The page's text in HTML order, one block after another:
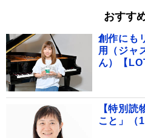
おすす
創作にも
用（ジャ
ん）【
【特別読
こと」（